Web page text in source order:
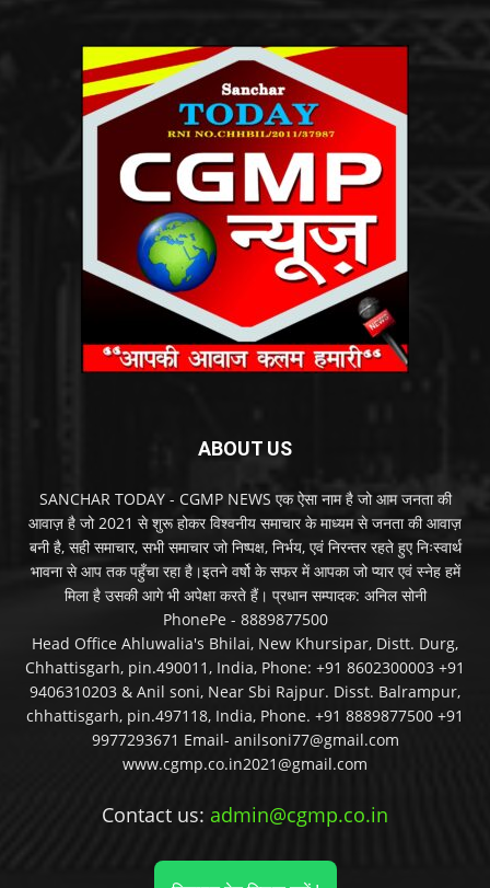
ABOUT US
SANCHAR TODAY - CGMP NEWS एक ऐसा नाम है जो आम जनता की
आवाज़ है जो 2021 से शुरू होकर विश्वनीय समाचार के माध्यम से जनता की आवाज़
बनी है, सही समाचार, सभी समाचार जो निष्पक्ष, निर्भय, एवं निरन्तर रहते हुए निःस्वार्थ
भावना से आप तक पहुँचा रहा है।इतने वर्षो के सफर में आपका जो प्यार एवं स्नेह हमें
मिला है उसकी आगे भी अपेक्षा करते हैं। प्रधान सम्पादक: अनिल सोनी
PhonePe - 8889877500
Head Office Ahluwalia's Bhilai, New Khursipar, Distt. Durg,
Chhattisgarh, pin.490011, India, Phone: +91 8602300003 +91
9406310203 & Anil soni, Near Sbi Rajpur. Disst. Balrampur,
chhattisgarh, pin.497118, India, Phone. +91 8889877500 +91
9977293671 Email- anilsoni77@gmail.com
www.cgmp.co.in2021@gmail.com
Contact us: admin@cgmp.co.in